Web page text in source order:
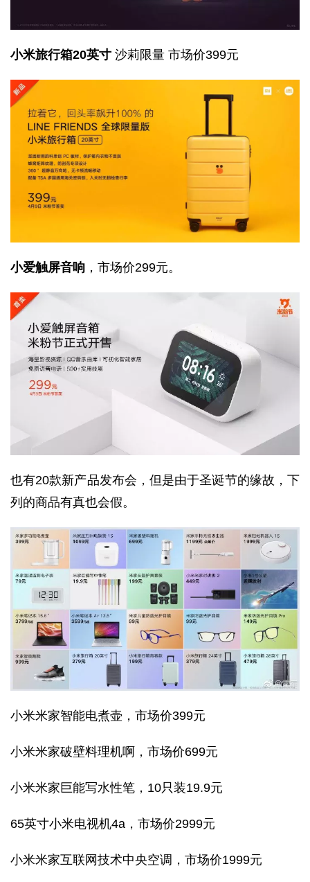
小米旅行箱20英寸 沙莉限量 市场价399元
小爱触屏音响 ，市场价299元。
也有20款新产品发布会，但是由于圣诞节的缘故，下
列的商品有真也会假。
小米米家智能电煮壶，市场价399元
小米米家破壁料理机啊，市场价699元
小米米家巨能写水性笔，10只装19.9元
65英寸小米电视机4a，市场价2999元
小米米家互联网技术中央空调，市场价1999元